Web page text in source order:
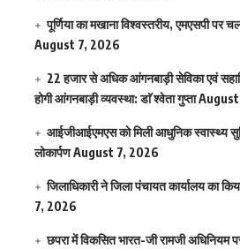
पूर्णिया का मखाना विश्वस्तरीय, एमएसपी पर
August 7, 2026
22 हजार से अधिक आंगनबाड़ी सेविका एवं
होगी आंगनबाड़ी व्यवस्था: डाॅ श्वेता गुप्ता
आईजीआईएमएस काे मिली आधुनिक स्वास्थ्य
लोकार्पणAugust 7, 2026
जिलाधिकारी ने जिला पंचायत कार्यालय का
7, 2026
छपरा में विकसित भारत-जी रामजी अधिनियम